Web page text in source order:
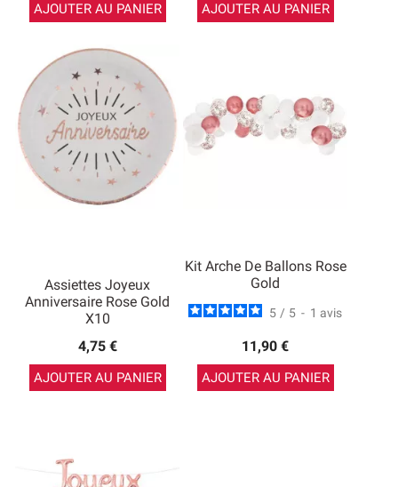
AJOUTER AU PANIER AJOUTER AU PANIER
Assiettes Joyeux
Anniversaire Rose Gold
X10
4,75 €
AJOUTER AU PANIER
Kit Arche De Ballons Rose
Gold
5 / 5 - 1 avis
11,90 €
AJOUTER AU PANIER